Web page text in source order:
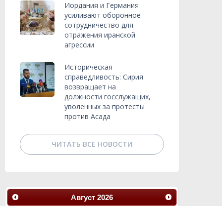
Иордания и Германия
усиливают оборонное
сотрудничество для
отражения иранской
агрессии
Историческая
справедливость: Сирия
возвращает на
должности госслужащих,
уволенных за протесты
против Асада
ЧИТАТЬ ВСЕ НОВОСТИ
Август 2026